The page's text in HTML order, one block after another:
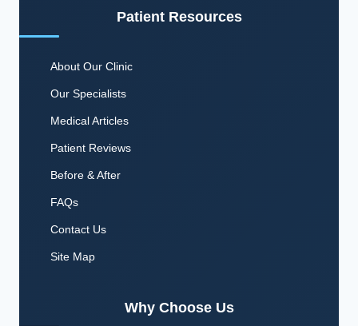
Patient Resources
About Our Clinic
Our Specialists
Medical Articles
Patient Reviews
Before & After
FAQs
Contact Us
Site Map
Why Choose Us